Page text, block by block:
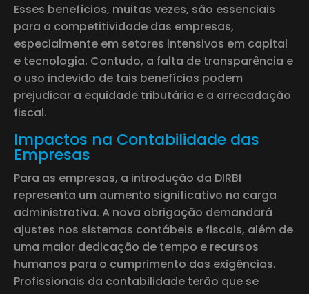
Esses benefícios, muitas vezes, são essenciais
para a competitividade das empresas,
especialmente em setores intensivos em capital
e tecnologia. Contudo, a falta de transparência e
o uso indevido de tais benefícios podem
prejudicar a equidade tributária e a arrecadação
fiscal.
Impactos na Contabilidade das
Empresas
Para as empresas, a introdução da DIRBI
representa um aumento significativo na carga
administrativa. A nova obrigação demandará
ajustes nos sistemas contábeis e fiscais, além de
uma maior dedicação de tempo e recursos
humanos para o cumprimento das exigências.
Profissionais da contabilidade terão que se